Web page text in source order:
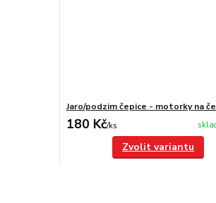
Jaro/podzim čepice - motorky na
180 Kč/ks
Zvolit variantu